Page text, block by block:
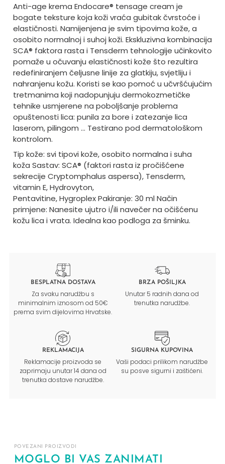
Anti-age krema Endocare® tensage cream je
bogate teksture koja koži vraća gubitak čvrstoće i
elastičnosti. Namijenjena je svim tipovima kože, a
osobito normalnoj i suhoj koži. Ekskluzivna kombinacija
SCA® faktora rasta i Tensderm tehnologije učinkovito
pomaže u očuvanju elastičnosti kože što rezultira
redefiniranjem čeljusne linije za glatkiju, svjetliju i
nahranjenu kožu. Koristi se kao pomoć u učvršćujućim
tretmanima koji nadopunjuju dermokozmetičke
tehnike usmjerene na poboljšanje problema
opuštenosti lica: punila za bore i zatezanje lica
laserom, pilingom … Testirano pod dermatološkom
kontrolom.
Tip kože: svi tipovi kože, osobito normalna i suha
koža Sastav: SCA® (faktori rasta iz pročišćene
sekrecije Cryptomphalus aspersa), Tensderm,
vitamin E, Hydrovyton,
Pentavitine, Hygroplex Pakiranje: 30 ml Način
primjene: Nanesite ujutro i/ili navečer na očišćenu
kožu lica i vrata. Idealna kao podloga za šminku.
BESPLATNA DOSTAVA
Za svaku narudžbu s
minimalnim iznosom od 50€
prema svim dijelovima Hrvatske.
BRZA POŠILJKA
Unutar 5 radnih dana od
trenutka narudžbe.
REKLAMACIJA
Reklamacije proizvoda se
zaprimaju unutar 14 dana od
trenutka dostave narudžbe.
SIGURNA KUPOVINA
Vaši podaci prilikom narudžbe
su posve sigurni i zaštićeni.
POVEZANI PROIZVODI
MOGLO BI VAS ZANIMATI